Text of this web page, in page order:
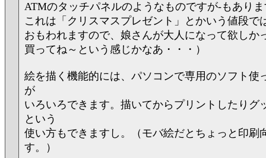
ATMのタッチパネルのようなものですが‐もあり
これは「クリスマスプレゼント」とかいう値段で
おもわれますので、娘さんが大人になって欲しか
買ってね～という感じかなあ・・・）
絵を描く機能的には、パソコンで専用のソフト使
が
いろいろできます。描いてからプリントしたりグ
という
使い方もできますし。（モバ絵だとちょっと印刷
す。）